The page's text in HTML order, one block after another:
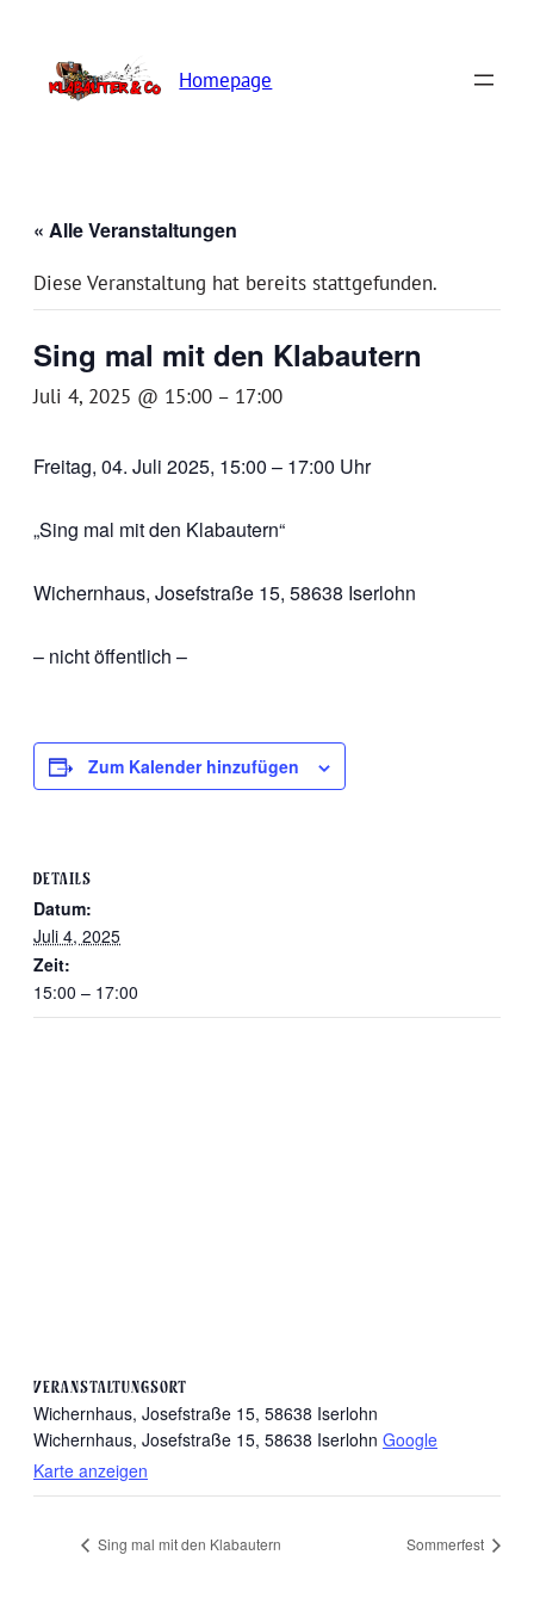
Homepage
« Alle Veranstaltungen
Diese Veranstaltung hat bereits stattgefunden.
Sing mal mit den Klabautern
Juli 4, 2025 @ 15:00 – 17:00
Freitag, 04. Juli 2025, 15:00 – 17:00 Uhr
„Sing mal mit den Klabautern“
Wichernhaus, Josefstraße 15, 58638 Iserlohn
– nicht öffentlich –
Zum Kalender hinzufügen
DETAILS
Datum:
Juli 4, 2025
Zeit:
15:00 – 17:00
VERANSTALTUNGSORT
Wichernhaus, Josefstraße 15, 58638 Iserlohn
Wichernhaus, Josefstraße 15, 58638 Iserlohn Google
Karte anzeigen
Sing mal mit den Klabautern Sommerfest